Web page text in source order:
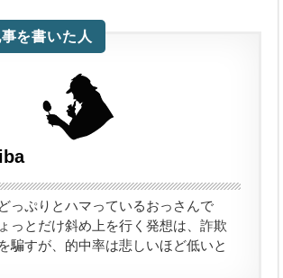
を書いた人
っぷりとハマっているおっさんで
っとだけ斜め上を行く発想は、詐欺
騙すが、的中率は悲しいほど低いと